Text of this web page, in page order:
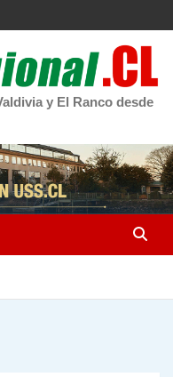
y El Ranco desde